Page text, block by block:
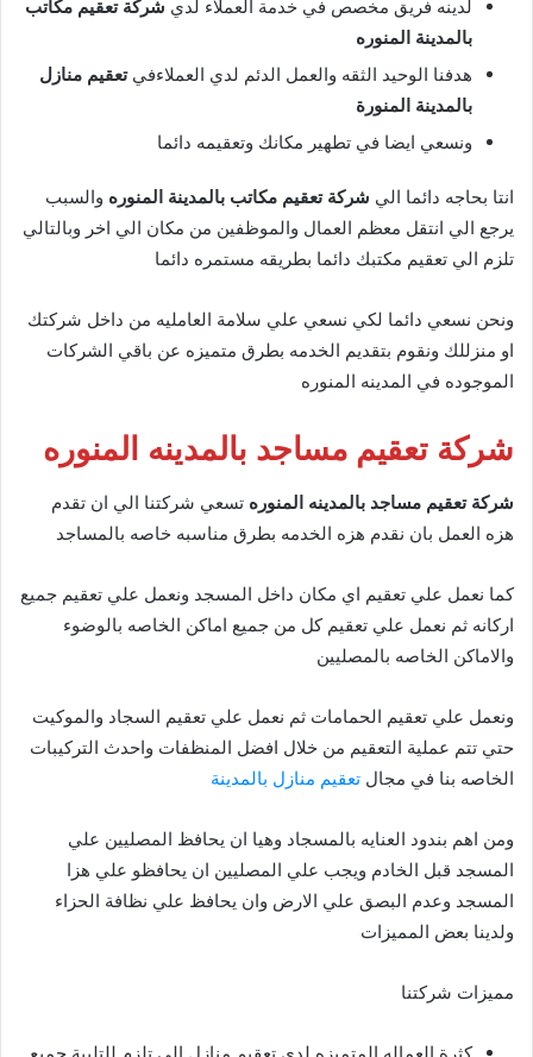
لدينه فريق مخصص في خدمة العملاء لدي شركة تعقيم مكاتب
بالمدينة المنوره
هدفنا الوحيد الثقه والعمل الدئم لدي العملاءفيتعقيم منازل
بالمدينة المنورة
ونسعي ايضا في تطهير مكانك وتعقيمه دائما
انتا بحاجه دائما الي شركة تعقيم مكاتب بالمدينة المنوره والسبب
يرجع الي انتقل معظم العمال والموظفين من مكان الي اخر وبالتالي
تلزم الي تعقيم مكتبك دائما بطريقه مستمره دائما
ونحن نسعي دائما لكي نسعي علي سلامة العامليه من داخل شركتك
او منزللك ونقوم بتقديم الخدمه بطرق متميزه عن باقي الشركات
الموجوده في المدينه المنوره
شركة تعقيم مساجد بالمدينه المنوره
شركة تعقيم مساجد بالمدينه المنوره تسعي شركتنا الي ان تقدم
هزه العمل بان نقدم هزه الخدمه بطرق مناسبه خاصه بالمساجد
كما نعمل علي تعقيم اي مكان داخل المسجد ونعمل علي تعقيم جميع
اركانه ثم نعمل علي تعقيم كل من جميع اماكن الخاصه بالوضوء
والاماكن الخاصه بالمصليين
ونعمل علي تعقيم الحمامات ثم نعمل علي تعقيم السجاد والموكيت
حتي تتم عملية التعقيم من خلال افضل المنظفات واحدث التركيبات
الخاصه بنا في مجال تعقيم منازل بالمدينة
ومن اهم بندود العنايه بالمسجاد وهيا ان يحافظ المصليين علي
المسجد قبل الخادم ويجب علي المصليين ان يحافظو علي هزا
المسجد وعدم البصق علي الارض وان يحافظ علي نظافة الحزاء
ولدينا بعض المميزات
مميزات شركتنا
كثرة العماله المتميزه لدي تعقيم منازل الي تلزم للتلبية جميع